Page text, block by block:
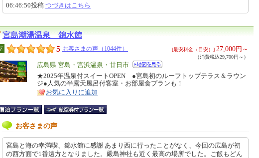
06:46:50投稿 つづきはこちら
宮島潮湯温泉 錦水館
5 お客さまの声（1044件） [最安料金（目安）] 27,000円～
（消費税込29,700円～）
エ
リ
ア
広島県 宮島・宮浜温泉・廿日市
特
徴
★2025年温泉付スイートOPEN ●宮島初のルーフトップテラス＆ラウン
ジ●人気の半露天風呂付客室・お部屋食プランも！
お気に入りに追加
お客さまの声
宮島と海の幸満喫、錦水館に感謝 あまり西に行ったことがなく、今回の広島が初
の西方面で1番遠方となりました。嚴島神社も近く最高の場所でした。ご飯もどん